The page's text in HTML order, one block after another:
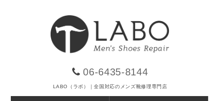
06-6435-8144
LABO（ラボ）｜全国対応のメンズ靴修理専門店